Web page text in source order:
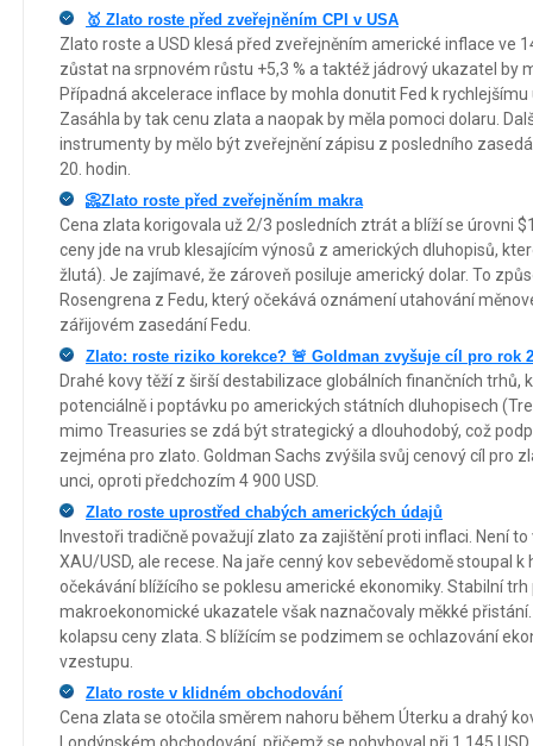
🥇 Zlato roste před zveřejněním CPI v USA
Zlato roste a USD klesá před zveřejněním americké inflace ve
zůstat na srpnovém růstu +5,3 % a taktéž jádrový ukazatel by
Případná akcelerace inflace by mohla donutit Fed k
Zasáhla by tak cenu zlata a naopak by měla pomoci dolaru.
instrumenty by mělo být zveřejnění zápisu z posledního
20. hodin.
📀Zlato roste před zveřejněním makra
Cena zlata korigovala už 2/3 posledních ztrát a blíží se úrovni
ceny jde na vrub klesajícím výnosů z amerických dluhopisů,
žlutá). Je zajímavé, že zároveň posiluje americký dolar. To
Rosengrena z Fedu, který očekává oznámení utahování
zářijovém zasedání Fedu.
Zlato: roste riziko korekce? 🚨 Goldman zvyšuje cíl pro rok
Drahé kovy těží z širší destabilizace globálních finančních trhů,
potenciálně i poptávku po amerických státních dluhopisech
mimo Treasuries se zdá být strategický a dlouhodobý, což
zejména pro zlato. Goldman Sachs zvýšila svůj cenový cíl pro
unci, oproti předchozím 4 900 USD.
Zlato roste uprostřed chabých amerických údajů
Investoři tradičně považují zlato za zajištění proti inflaci. Není
XAU/USD, ale recese. Na jaře cenný kov sebevědomě stoupal
očekávání blížícího se poklesu americké ekonomiky. Stabilní
makroekonomické ukazatele však naznačovaly měkké
kolapsu ceny zlata. S blížícím se podzimem se ochlazování
vzestupu.
Zlato roste v klidném obchodování
Cena zlata se otočila směrem nahoru během Úterku a drahý